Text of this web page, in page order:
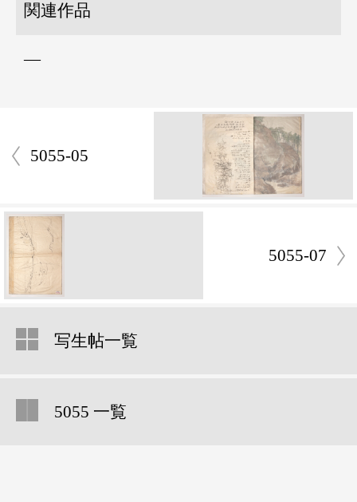
関連作品
―
5055-05
写生帖一覧
5055 一覧
5055-07